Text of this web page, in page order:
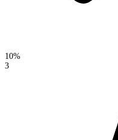
10%
3